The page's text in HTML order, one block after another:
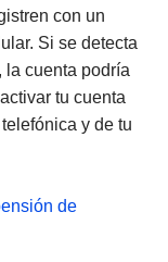
con un
Si se detecta
la cuenta podría
tu cuenta
y de tu
de